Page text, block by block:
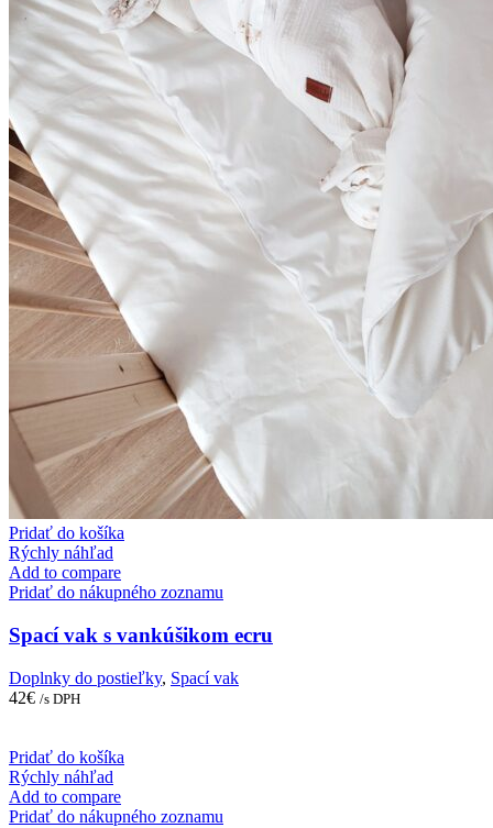
Pridať do košíka
Rýchly náhľad
Add to compare
Pridať do nákupného zoznamu
Spací vak s vankúšikom ecru
Doplnky do postieľky, Spací vak
42€ /s DPH
Pridať do košíka
Rýchly náhľad
Add to compare
Pridať do nákupného zoznamu